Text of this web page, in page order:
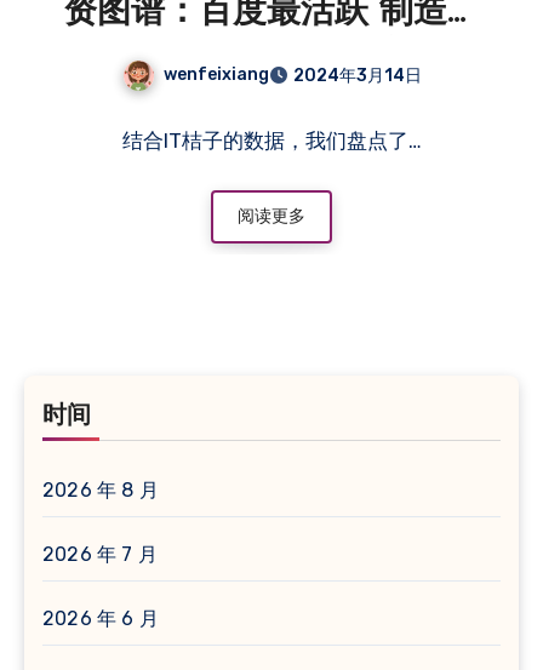
资图谱：百度最活跃 制造业
和生物医疗引领AI应用
wenfeixiang 2024年3月14日
结合IT桔子的数据，我们盘点了…
阅读更多
时间
2026 年 8 月
2026 年 7 月
2026 年 6 月